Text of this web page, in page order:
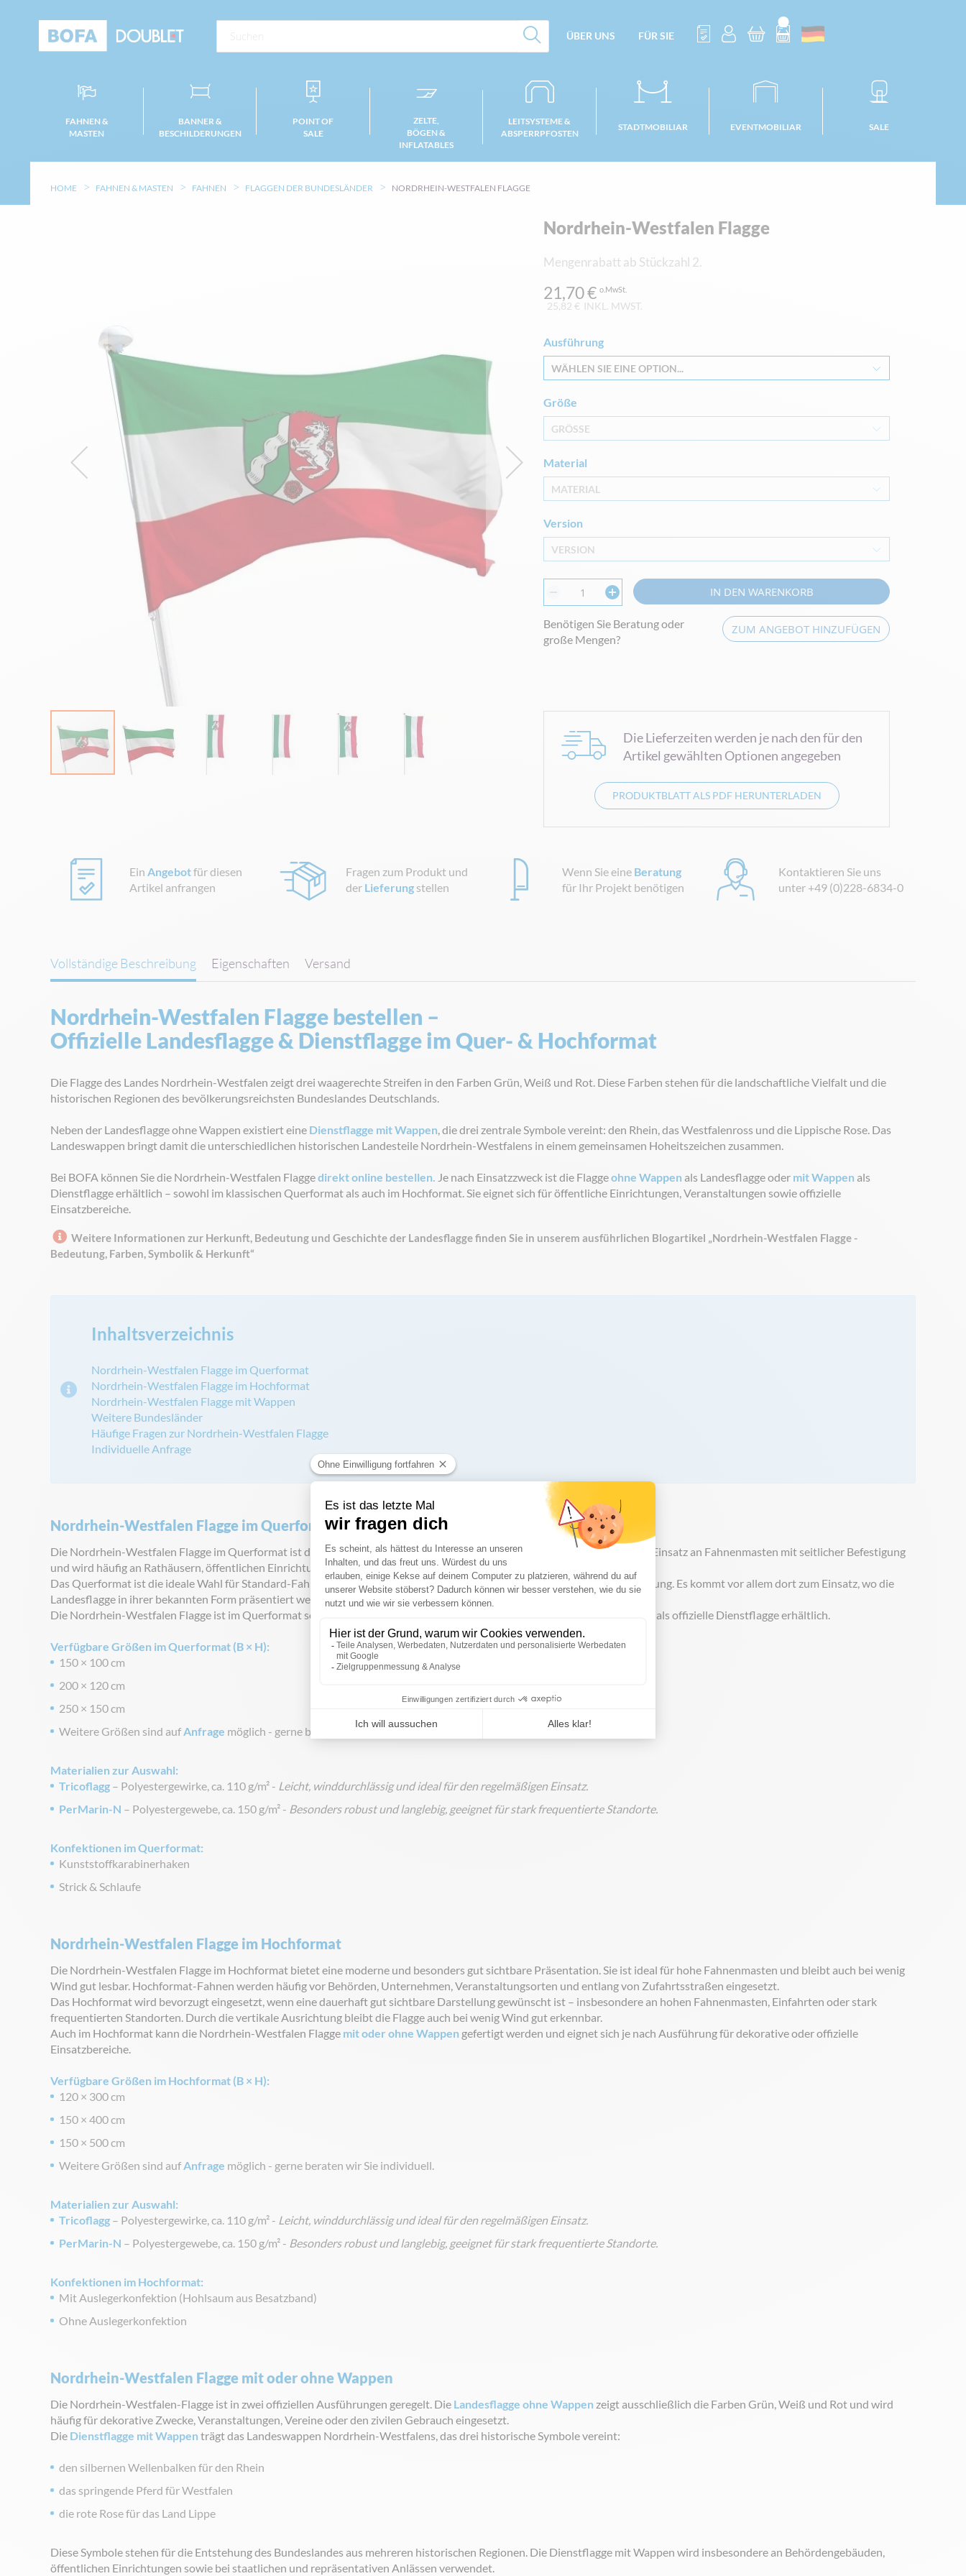
ÜBER UNS FÜR SIE
FAHNEN &
MASTEN
BANNER &
BESCHILDERUNGEN
POINT OF
SALE
ZELTE,
BÖGEN &
INFLATABLES
LEITSYSTEME &
ABSPERRPFOSTEN
STADTMOBILIAR EVENTMOBILIAR SALE
HOME FAHNEN & MASTEN FAHNEN FLAGGEN DER BUNDESLÄNDER NORDRHEIN-WESTFALEN FLAGGE
Nordrhein-Westfalen Flagge
Mengenrabatt ab Stückzahl 2.
25,82 € INKL. MWST.
21,70 €
Ausführung
WÄHLEN SIE EINE OPTION...
Größe
GRÖSSE
Material
MATERIAL
Version
VERSION
IN DEN WARENKORB
Benötigen Sie Beratung oder
große Mengen?
ZUM ANGEBOT HINZUFÜGEN
Die Lieferzeiten werden je nach den für den
Artikel gewählten Optionen angegeben
PRODUKTBLATT ALS PDF HERUNTERLADEN
Ein Angebotfür diesen
Artikel anfrangen
Fragen zum Produkt und
der Lieferung stellen
Wenn Sie eine Beratung
für Ihr Projekt benötigen
Kontaktieren Sie uns
unter +49 (0)228-6834-0
Vollständige Beschreibung
Nordrhein-Westfalen Flagge bestellen –
Offizielle Landesflagge & Dienstflagge im Quer- & Hochformat
Die Flagge des Landes Nordrhein-Westfalen zeigt drei waagerechte Streifen in den Farben Grün, Weiß und Rot. Diese Farben stehen für die landschaftliche Vielfalt und die
historischen Regionen des bevölkerungsreichsten Bundeslandes Deutschlands.
Neben der Landesflagge ohne Wappen existiert eine Dienstflagge mit Wappen, die drei zentrale Symbole vereint: den Rhein, das Westfalenross und die Lippische Rose. Das
Landeswappen bringt damit die unterschiedlichen historischen Landesteile Nordrhein-Westfalens in einem gemeinsamen Hoheitszeichen zusammen.
Bei BOFA können Sie die Nordrhein-Westfalen Flaggedirekt online bestellen. Je nach Einsatzzweck ist die Flaggeohne Wappen als Landesflagge oder mit Wappen als
Dienstflagge erhältlich – sowohl im klassischen Querformat als auch im Hochformat. Sie eignet sich für öffentliche Einrichtungen, Veranstaltungen sowie offizielle
Einsatzbereiche.
Weitere Informationen zur Herkunft, Bedeutung und Geschichte der Landesflagge finden Sie in unserem ausführlichen Blogartikel „Nordrhein-Westfalen Flagge -
Bedeutung, Farben, Symbolik & Herkunft“
Inhaltsverzeichnis
Nordrhein-Westfalen Flagge im Querformat
Nordrhein-Westfalen Flagge im Hochformat
Nordrhein-Westfalen Flagge mit Wappen
Weitere Bundesländer
Häufige Fragen zur Nordrhein-Westfalen Flagge
Individuelle Anfrage
Nordrhein-Westfalen Flagge im Querformat
Die Nordrhein-Westfalen Flagge im Querformat ist die klassische Form der Landesflagge. Sie eignet sich besonders für den Einsatz an Fahnenmasten mit seitlicher Befestigung
und wird häufig an Rathäusern, öffentlichen Einrichtungen, Schulen, Vereinen sowie bei Veranstaltungen eingesetzt.
Das Querformat ist die ideale Wahl für Standard-Fahnenmasten und steht für eine traditionelle und repräsentative Beflaggung. Es kommt vor allem dort zum Einsatz, wo die
Landesflagge in ihrer bekannten Form präsentiert werden soll.
Die Nordrhein-Westfalen Flagge ist im Querformat sowohl
als offizielle Dienstflagge erhältlich.
Verfügbare Größen im Querformat (B × H):
150 × 100 cm
200 × 120 cm
250 × 150 cm
Weitere Größen sind aufAnfrage möglich - gerne beraten wir Sie individuell.
Materialien zur Auswahl:
Tricoflagg – Polyestergewirke, ca. 110 g/m² - Leicht, winddurchlässig und ideal für den regelmäßigen Einsatz.
PerMarin-N – Polyestergewebe, ca. 150 g/m² - Besonders robust und langlebig, geeignet für stark frequentierte Standorte.
Konfektionen im Querformat:
Kunststoffkarabinerhaken
Strick & Schlaufe
Nordrhein-Westfalen Flagge im Hochformat
Die Nordrhein-Westfalen Flagge im Hochformat bietet eine moderne und besonders gut sichtbare Präsentation. Sie ist ideal für hohe Fahnenmasten und bleibt auch bei wenig
Wind gut lesbar. Hochformat-Fahnen werden häufig vor Behörden, Unternehmen, Veranstaltungsorten und entlang von Zufahrtsstraßen eingesetzt.
Das Hochformat wird bevorzugt eingesetzt, wenn eine dauerhaft gut sichtbare Darstellung gewünscht ist – insbesondere an hohen Fahnenmasten, Einfahrten oder stark
frequentierten Standorten. Durch die vertikale Ausrichtung bleibt die Flagge auch bei wenig Wind gut erkennbar.
Auch im Hochformat kann die Nordrhein-Westfalen Flagge mit oder ohne Wappen gefertigt werden und eignet sich je nach Ausführung für dekorative oder offizielle
Einsatzbereiche.
Verfügbare Größen im Hochformat (B × H):
120 × 300 cm
150 × 400 cm
150 × 500 cm
Weitere Größen sind aufAnfrage möglich - gerne beraten wir Sie individuell.
Materialien zur Auswahl:
Tricoflagg – Polyestergewirke, ca. 110 g/m² - Leicht, winddurchlässig und ideal für den regelmäßigen Einsatz.
PerMarin-N – Polyestergewebe, ca. 150 g/m² - Besonders robust und langlebig, geeignet für stark frequentierte Standorte.
Konfektionen im Hochformat:
Mit Auslegerkonfektion (Hohlsaum aus Besatzband)
Ohne Auslegerkonfektion
Nordrhein-Westfalen Flagge mit oder ohne Wappen
Die Nordrhein-Westfalen-Flagge ist in zwei offiziellen Ausführungen geregelt. Die Landesflagge ohne Wappen zeigt ausschließlich die Farben Grün, Weiß und Rot und wird
häufig für dekorative Zwecke, Veranstaltungen, Vereine oder den zivilen Gebrauch eingesetzt.
Die Dienstflagge mit Wappen trägt das Landeswappen Nordrhein-Westfalens, das drei historische Symbole vereint:
den silbernen Wellenbalken für den Rhein
das springende Pferd für Westfalen
die rote Rose für das Land Lippe
Diese Symbole stehen für die Entstehung des Bundeslandes aus mehreren historischen Regionen. Die Dienstflagge mit Wappen wird insbesondere an Behördengebäuden,
öffentlichen Einrichtungen sowie bei staatlichen und repräsentativen Anlässen verwendet.
Eigenschaften Versand